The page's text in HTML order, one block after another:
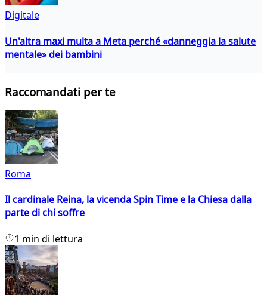
Digitale
Un'altra maxi multa a Meta perché «danneggia la salute
mentale» dei bambini
Raccomandati per te
Roma
Il cardinale Reina, la vicenda Spin Time e la Chiesa dalla
parte di chi soffre
1 min di lettura